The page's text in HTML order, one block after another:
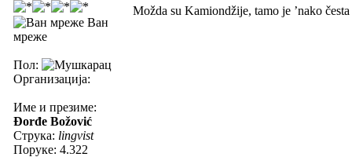
Ван
мреже
Пол:
Организација:
Име и презиме:
Đorđe Božović
Струка: lingvist
Поруке: 4.322
Možda su Kamiondžije, tamo je ’nako